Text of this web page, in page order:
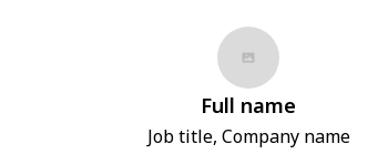
Full name
Job title, Company name